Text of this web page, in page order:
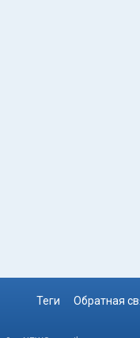
Теги Обратная